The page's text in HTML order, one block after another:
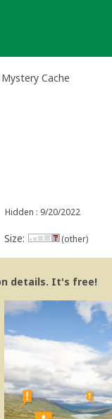
Cache
Hidden : 9/20/2022
Size: (other)
details. It's free!